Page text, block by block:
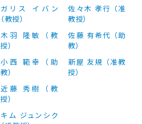
ガリス イバン
（教授）
佐々木 孝行 （准
教授）
木羽 隆敏 （教
授）
佐藤 有希代 （助
教）
小西 範幸 （助
教）
新屋 友規 （准教
授）
近藤 秀樹 （教
授）
キム ジュンシク